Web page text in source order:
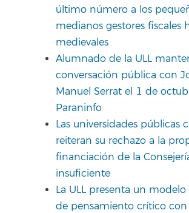
último número a los
medianos gestores fiscales
medievales
Alumnado de la ULL
conversación pública con
Manuel Serrat el 1 de
Paraninfo
Las universidades públicas
reiteran su rechazo a la
financiación de la
insuficiente
La ULL presenta un
de pensamiento crítico con